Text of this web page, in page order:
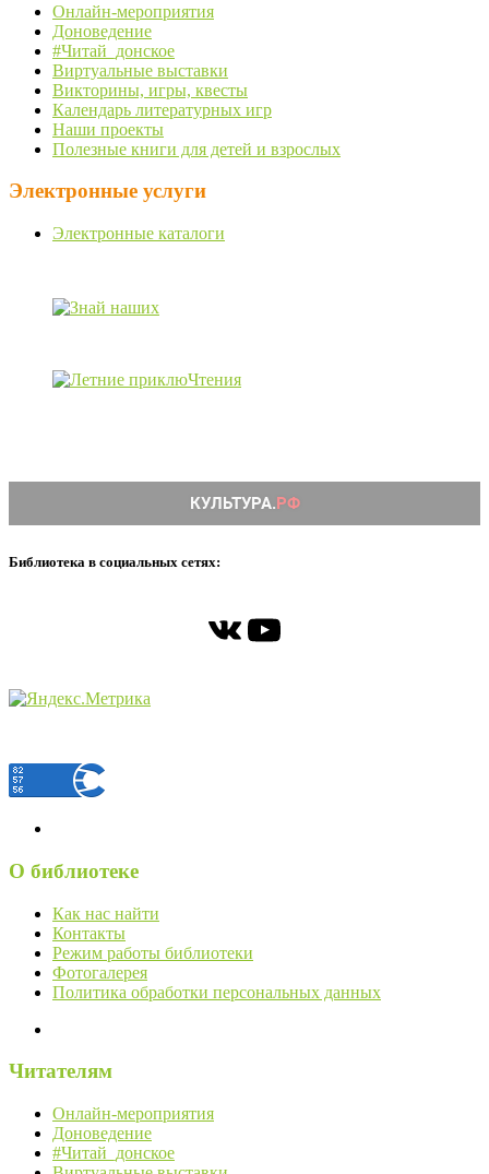
Онлайн-мероприятия
Доноведение
#Читай_донское
Виртуальные выставки
Викторины, игры, квесты
Календарь литературных игр
Наши проекты
Полезные книги для детей и взрослых
Электронные услуги
Электронные каталоги
Библиотека в социальных сетях:
ВКонтакте
YouTube
О библиотеке
Как нас найти
Контакты
Режим работы библиотеки
Фотогалерея
Политика обработки персональных данных
Читателям
Онлайн-мероприятия
Доноведение
#Читай_донское